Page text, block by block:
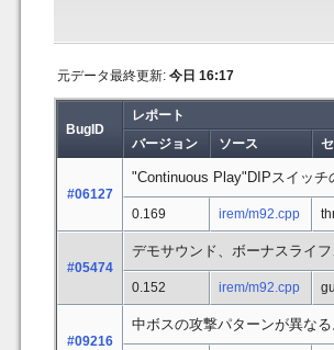
元データ最終更新: 今日 16:17
BugID
レポート
バージョン
ソース
#06127
"Continuous Play"DIPスイッチ
0.169 irem/m92.cpp
#05474
デモサウンド、ボーナスライ
0.152 irem/m92.cpp
#09216
中ボスの攻撃パターンが異なる